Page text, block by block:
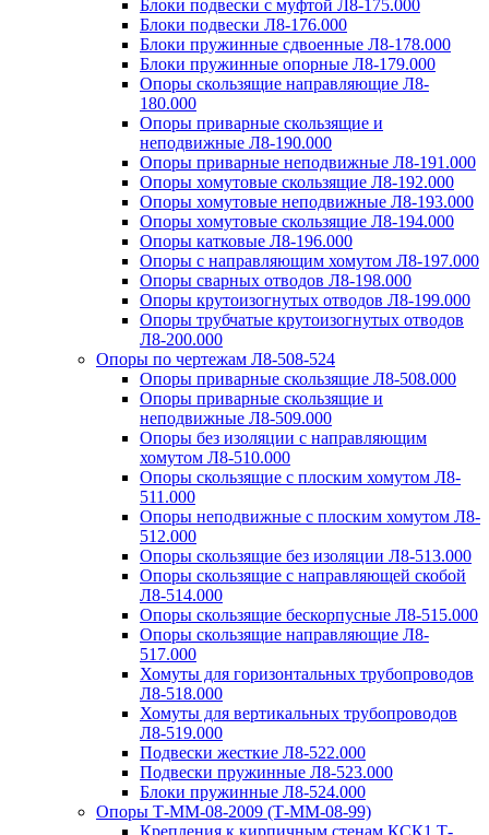
Блоки подвески с муфтой Л8-175.000
Блоки подвески Л8-176.000
Блоки пружинные сдвоенные Л8-178.000
Блоки пружинные опорные Л8-179.000
Опоры скользящие направляющие Л8-
180.000
Опоры приварные скользящие и
неподвижные Л8-190.000
Опоры приварные неподвижные Л8-191.000
Опоры хомутовые скользящие Л8-192.000
Опоры хомутовые неподвижные Л8-193.000
Опоры хомутовые скользящие Л8-194.000
Опоры катковые Л8-196.000
Опоры с направляющим хомутом Л8-197.000
Опоры сварных отводов Л8-198.000
Опоры крутоизогнутых отводов Л8-199.000
Опоры трубчатые крутоизогнутых отводов
Л8-200.000
Опоры по чертежам Л8-508-524
Опоры приварные скользящие Л8-508.000
Опоры приварные скользящие и
неподвижные Л8-509.000
Опоры без изоляции с направляющим
хомутом Л8-510.000
Опоры скользящие с плоским хомутом Л8-
511.000
Опоры неподвижные с плоским хомутом Л8-
512.000
Опоры скользящие без изоляции Л8-513.000
Опоры скользящие с направляющей скобой
Л8-514.000
Опоры скользящие бескорпусные Л8-515.000
Опоры скользящие направляющие Л8-
517.000
Хомуты для горизонтальных трубопроводов
Л8-518.000
Хомуты для вертикальных трубопроводов
Л8-519.000
Подвески жесткие Л8-522.000
Подвески пружинные Л8-523.000
Блоки пружинные Л8-524.000
Опоры Т-ММ-08-2009 (Т-ММ-08-99)
Крепления к кирпичным стенам КСК1 Т-